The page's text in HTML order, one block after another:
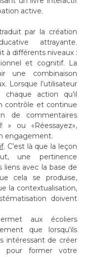
active.
par la création
attrayante.
à différents niveaux :
et cognitif. La
une combinaison
Lorsque l’utilisateur
action qu’il
contrôle et continue
de commentaires
ou «Réessayez»,
engagement.
. C’est là que la leçon
une pertinence
liens avec la base de
cela se produise,
la contextualisation,
doivent
aux écoliers
que lorsqu’ils
intéressant de créer
pour former votre